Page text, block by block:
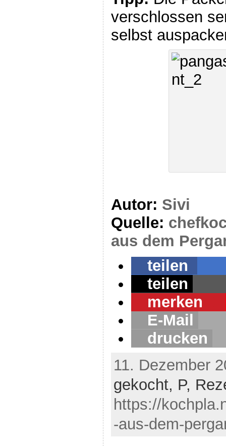
verschlossen
selbst
Autor: Sivi
Quelle:
aus dem
teilen
teilen
merken
E-Mail
drucken
11. Dezember
gekocht, P,
https://
-aus-dem-